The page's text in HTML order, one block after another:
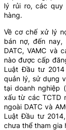
lý rủi ro, các quy
hàng.
Về cơ chế xử lý
bán nợ, đến
DATC, VAMC và
nào được cấp
Luật Đầu tư
quản lý, sử dụng
tại doanh nghiệp
xấu từ các TCTD
ngoài DATC và
Luật Đầu tư
chưa thể tham gia